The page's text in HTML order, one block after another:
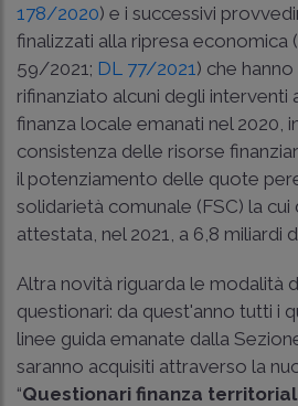
178/2020) e i successivi
finalizzati alla ripresa economica (
59/2021 ; DL 77/2021 ) che
rifinanziato alcuni degli interventi
finanza locale emanati nel 2020,
consistenza delle risorse
il potenziamento delle quote
solidarietà comunale (FSC) la cui
attestata, nel 2021, a 6,8 miliardi
Altra novità riguarda le modalità
questionari: da quest'anno tutti i
linee guida emanate dalla
saranno acquisiti attraverso la
“Questionari finanza